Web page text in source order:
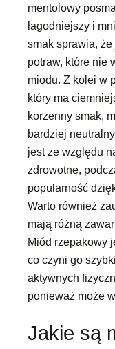
mentolowy
łagodniejszy i
smak sprawia,
potraw, które nie
miodu. Z kolei w
który ma
korzenny smak,
bardziej
jest ze względu
zdrowotne,
popularność
Warto również
mają różną
Miód rzepakowy
co czyni go
aktywnych
ponieważ może
Jakie są